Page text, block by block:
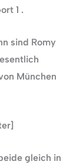
1 .
sind Romy
München
gleich in